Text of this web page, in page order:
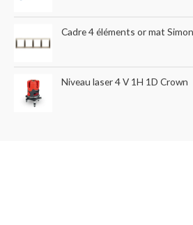
Cadre 4 éléments or mat
Niveau laser 4 V 1H 1D Crown